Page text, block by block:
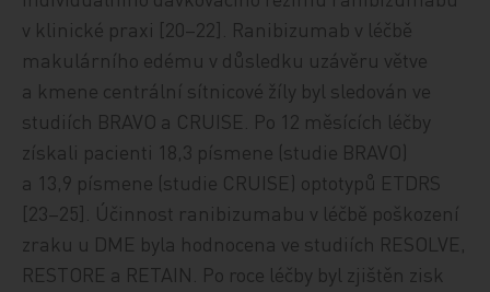
v klinické praxi [20–22]. Ranibizumab v léčbě
makulárního edému v důsledku uzávěru větve
a kmene centrální sítnicové žíly byl sledován ve
studiích BRAVO a CRUISE. Po 12 měsících léčby
získali pacienti 18,3 písmene (studie BRAVO)
a 13,9 písmene (studie CRUISE) optotypů ETDRS
[23–25]. Účinnost ranibizumabu v léčbě poškození
zraku u DME byla hodnocena ve studiích RESOLVE,
RESTORE a RETAIN. Po roce léčby byl zjištěn zisk